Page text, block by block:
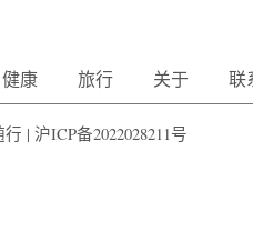
健康 旅行 关于 联
行 | 沪ICP备2022028211号